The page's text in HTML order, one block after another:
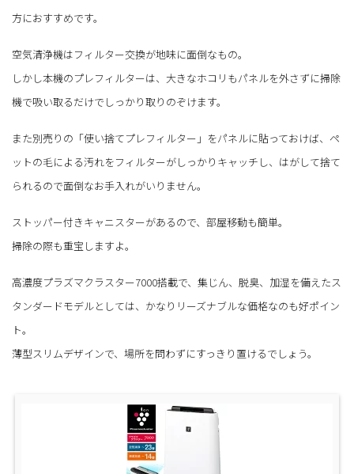
方におすすめです。
空気清浄機はフィルター交換が地味に面倒なもの。
しかし本機のプレフィルターは、大きなホコリもパネルを外さずに掃除
機で吸い取るだけでしっかり取りのぞけます。
また別売りの「使い捨てプレフィルター」をパネルに貼っておけば、ペ
ットの毛による汚れをフィルターがしっかりキャッチし、はがして捨て
られるので面倒なお手入れがいりません。
ストッパー付きキャニスターがあるので、部屋移動も簡単。
掃除の際も重宝しますよ。
高濃度プラズマクラスター7000搭載で、集じん、脱臭、加湿を備えたス
タンダードモデルとしては、かなりリーズナブルな価格なのも好ポイン
ト。
薄型スリムデザインで、場所を問わずにすっきり置けるでしょう。